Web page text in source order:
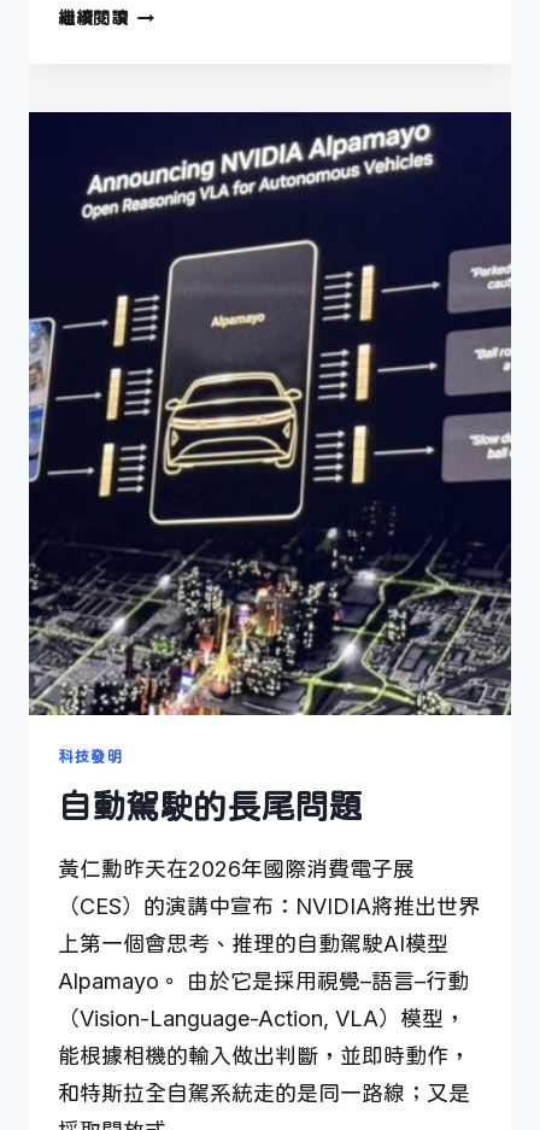
繼續閱讀人
達
二
型
文
明？
科技發明
自動駕駛的長尾問題
黃仁勳昨天在2026年國際消費電子展
（CES）的演講中宣布：NVIDIA將推出世界
上第一個會思考、推理的自動駕駛AI模型
Alpamayo。 由於它是採用視覺–語言–行動
（Vision-Language-Action, VLA）模型，
能根據相機的輸入做出判斷，並即時動作，
和特斯拉全自駕系統走的是同一路線；又是